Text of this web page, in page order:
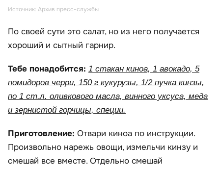
Источник: Архив пресс-службы
По своей сути это салат, но из него получается
хороший и сытный гарнир.
Тебе понадобится: 1 стакан киноа, 1 авокадо, 5
помидоров черри, 150 г кукурузы, 1/2 пучка кинзы,
по 1 ст.л. оливкового масла, винного уксуса, меда
и зернистой горчицы, специи.
Приготовление: Отвари киноа по инструкции.
Произвольно нарежь овощи, измельчи кинзу и
смешай все вместе. Отдельно смешай